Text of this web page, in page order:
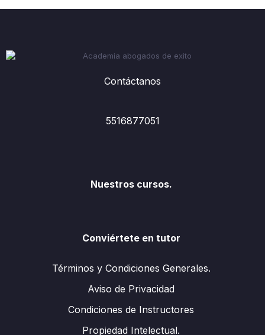
Contáctanos
5516877051
Nuestros cursos.
Conviértete en tutor
Términos y Condiciones Generales.
Aviso de Privacidad
Condiciones de Instructores
Propiedad Intelectual.